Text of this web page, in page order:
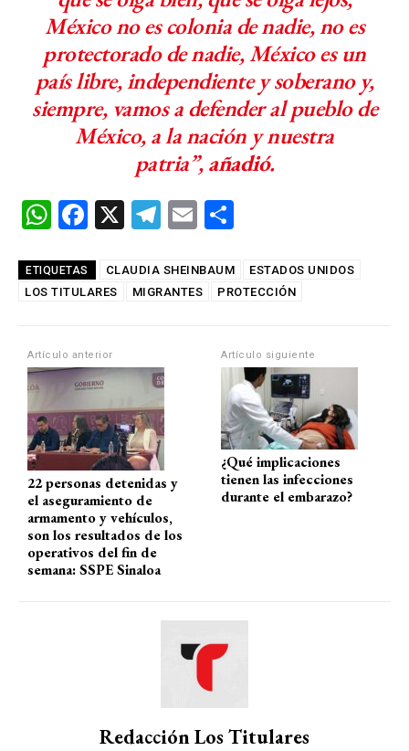
México no es colonia de nadie, no es
protectorado de nadie, México es un
país libre, independiente y soberano y,
siempre, vamos a defender al pueblo de
México, a la nación y nuestra
patria”,añadió.
W
at
s
p
p
F
ce
b
o
k
X
T
e
gr
m
E
ail m
p
tir
ETIQUETAS CLAUDIA SHEINBAUM
ESTADOS UNIDOS
LOS TITULARES
MIGRANTES PROTECCIÓN
Artículo anterior
22 personas detenidas y
el aseguramiento de
armamento y vehículos,
son los resultados de los
operativos del fin de
semana: SSPE Sinaloa
Artículo siguiente
¿Qué implicaciones
tienen las infecciones
durante el embarazo?
Redacción Los Titulares